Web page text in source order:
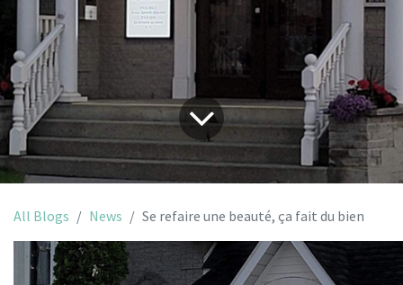
All Blogs News Se refaire une beauté, ça fait du bien